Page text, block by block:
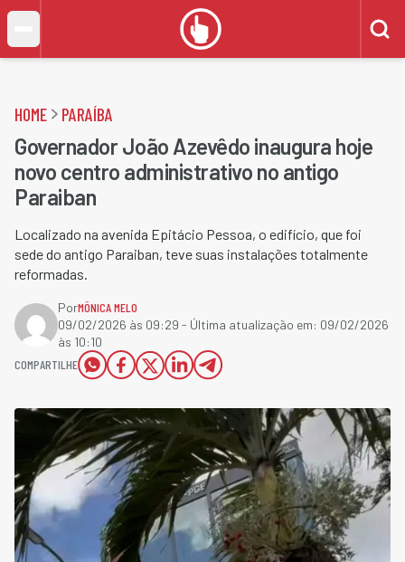
HOME PARAÍBA
Governador João Azevêdo inaugura hoje
novo centro administrativo no antigo
Paraiban
Localizado na avenida Epitácio Pessoa, o edifício, que foi
sede do antigo Paraiban, teve suas instalações totalmente
reformadas.
PorMÔNICA MELO
09/02/2026 às 09:29 - Última atualização em: 09/02/2026
às 10:10
COMPARTILHE